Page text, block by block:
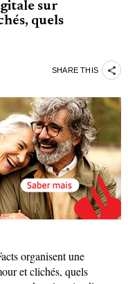
sur
quels
SHARE THIS
organisent une
et clichés, quels